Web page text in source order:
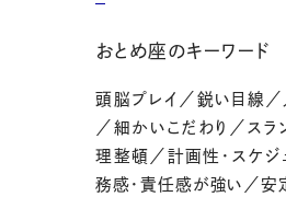
おとめ座のキーワード
頭脳プレイ／鋭い目線
／細かいこだわり／ス
理整頓／計画性・スケ
務感・責任感が強い／安